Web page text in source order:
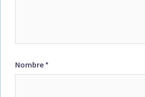
Nombre *